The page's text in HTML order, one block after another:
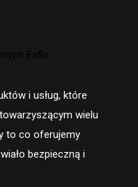
i usług, które
wielu
to co oferujemy
bezpieczną i